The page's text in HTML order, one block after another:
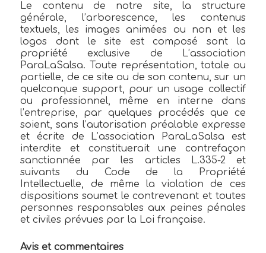
Le contenu de notre site, la structure
générale, l’arborescence, les contenus
textuels, les images animées ou non et les
logos dont le site est composé sont la
propriété exclusive de L’association
ParaLaSalsa. Toute représentation, totale ou
partielle, de ce site ou de son contenu, sur un
quelconque support, pour un usage collectif
ou professionnel, même en interne dans
l’entreprise, par quelques procédés que ce
soient, sans l’autorisation préalable expresse
et écrite de L’association ParaLaSalsa est
interdite et constituerait une contrefaçon
sanctionnée par les articles L.335-2 et
suivants du Code de la Propriété
Intellectuelle, de même la violation de ces
dispositions soumet le contrevenant et toutes
personnes responsables aux peines pénales
et civiles prévues par la Loi française.
Avis et commentaires